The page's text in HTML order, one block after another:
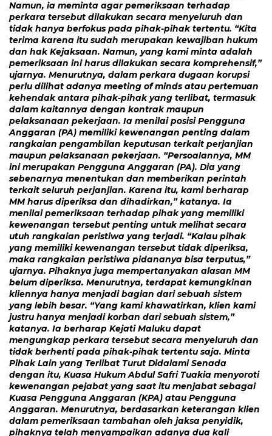
Namun, ia meminta agar pemeriksaan terhadap
perkara tersebut dilakukan secara menyeluruh dan
tidak hanya berfokus pada pihak-pihak tertentu. “Kita
terima karena itu sudah merupakan kewajiban hukum
dan hak Kejaksaan. Namun, yang kami minta adalah
pemeriksaan ini harus dilakukan secara komprehensif,”
ujarnya. Menurutnya, dalam perkara dugaan korupsi
perlu dilihat adanya meeting of minds atau pertemuan
kehendak antara pihak-pihak yang terlibat, termasuk
dalam kaitannya dengan kontrak maupun
pelaksanaan pekerjaan. Ia menilai posisi Pengguna
Anggaran (PA) memiliki kewenangan penting dalam
rangkaian pengambilan keputusan terkait perjanjian
maupun pelaksanaan pekerjaan. “Persoalannya, MM
ini merupakan Pengguna Anggaran (PA). Dia yang
sebenarnya menentukan dan memberikan perintah
terkait seluruh perjanjian. Karena itu, kami berharap
MM harus diperiksa dan dihadirkan,” katanya. Ia
menilai pemeriksaan terhadap pihak yang memiliki
kewenangan tersebut penting untuk melihat secara
utuh rangkaian peristiwa yang terjadi. “Kalau pihak
yang memiliki kewenangan tersebut tidak diperiksa,
maka rangkaian peristiwa pidananya bisa terputus,”
ujarnya. Pihaknya juga mempertanyakan alasan MM
belum diperiksa. Menurutnya, terdapat kemungkinan
kliennya hanya menjadi bagian dari sebuah sistem
yang lebih besar. “Yang kami khawatirkan, klien kami
justru hanya menjadi korban dari sebuah sistem,”
katanya. Ia berharap Kejati Maluku dapat
mengungkap perkara tersebut secara menyeluruh dan
tidak berhenti pada pihak-pihak tertentu saja. Minta
Pihak Lain yang Terlibat Turut Didalami Senada
dengan itu, Kuasa Hukum Abdul Safri Tuakia menyoroti
kewenangan pejabat yang saat itu menjabat sebagai
Kuasa Pengguna Anggaran (KPA) atau Pengguna
Anggaran. Menurutnya, berdasarkan keterangan klien
dalam pemeriksaan tambahan oleh jaksa penyidik,
pihaknya telah menyampaikan adanya dua kali